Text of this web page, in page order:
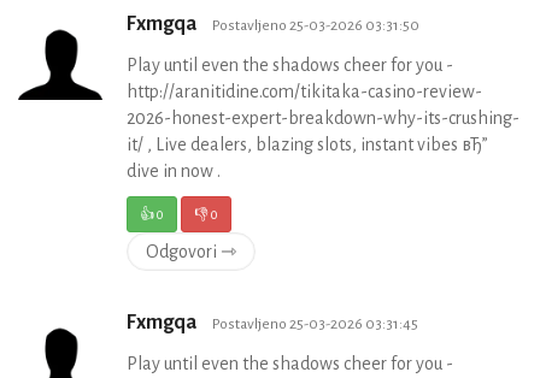
Fxmgqa Postavljeno 25-03-2026 03:31:50
Play until even the shadows cheer for you -
http://aranitidine.com/tikitaka-casino-review-
2026-honest-expert-breakdown-why-its-crushing-
it/ , Live dealers, blazing slots, instant vibes вЂ”
dive in now .
👍0 👎0
Odgovori ⇾
Fxmgqa Postavljeno 25-03-2026 03:31:45
Play until even the shadows cheer for you -